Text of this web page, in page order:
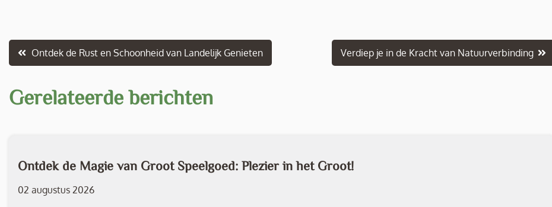
Berichtnavigatie
Ontdek de Rust en Schoonheid van Landelijk Genieten Verdiep je in de Kracht van Natuurverbinding
Gerelateerde berichten
Ontdek de Magie van Groot Speelgoed: Plezier in het Groot!
02 augustus 2026